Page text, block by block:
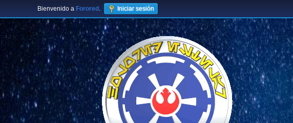
Bienvenido a Forored . Iniciar sesión